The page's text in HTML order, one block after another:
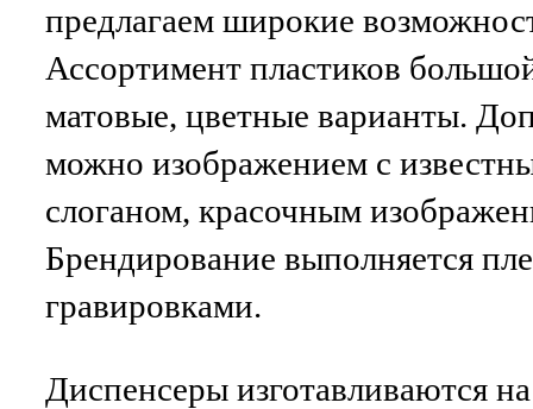
предлагаем широкие
Ассортимент пластиков
матовые, цветные варианты.
можно изображением с
слоганом, красочным
Брендирование выполняется
гравировками.
Диспенсеры изготавливаются